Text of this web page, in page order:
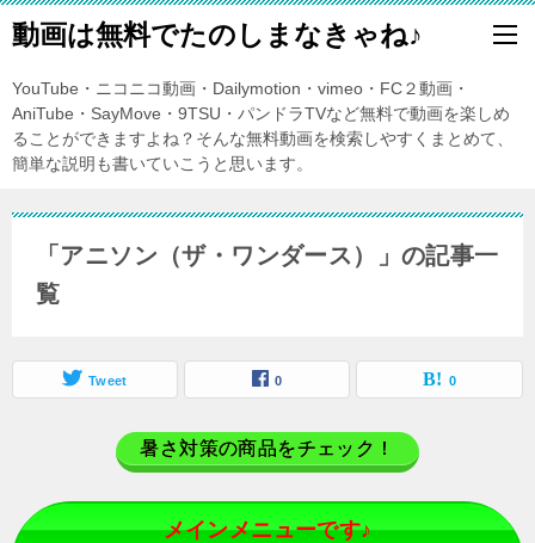
動画は無料でたのしまなきゃね♪
YouTube・ニコニコ動画・Dailymotion・vimeo・FC２動画・
AniTube・SayMove・9TSU・パンドラTVなど無料で動画を楽しめ
ることができますよね？そんな無料動画を検索しやすくまとめて、
簡単な説明も書いていこうと思います。
「アニソン（ザ・ワンダース）」の記事一
覧
Tweet 0 0
暑さ対策の商品をチェック！
メインメニューです♪